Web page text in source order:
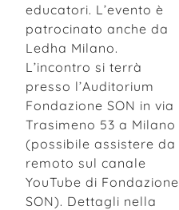
educatori. L’evento è
patrocinato anche da
Ledha Milano.
L’incontro si terrà
presso l’Auditorium
Fondazione SON in via
Trasimeno 53 a Milano
(possibile assistere da
remoto sul canale
YouTube di Fondazione
SON). Dettagli nella